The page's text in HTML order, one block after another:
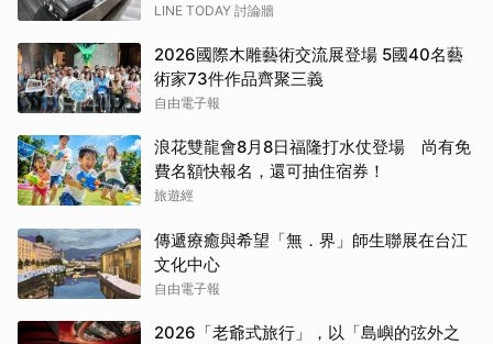
LINE TODAY 討論牆
2026國際木雕藝術交流展登場 5國40名藝
術家73件作品齊聚三義
自由電子報
浪花雙龍會8月8日福隆打水仗登場 尚有免
費名額快報名，還可抽住宿券！
旅遊經
傳遞療癒與希望「無．界」師生聯展在台江
文化中心
自由電子報
2026「老爺式旅行」，以「島嶼的弦外之